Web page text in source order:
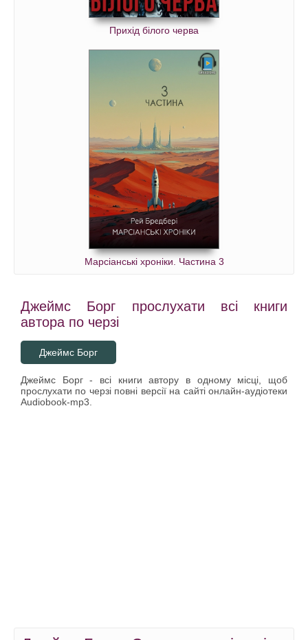
Прихід білого черва
Марсіанські хроніки. Частина 3
Джеймс Борг прослухати всі книги
автора по черзі
Джеймс Борг
Джеймс Борг - всі книги автору в одному місці, щоб
прослухати по черзі повні версії на сайті онлайн-аудіотеки
Audiobook-mp3.